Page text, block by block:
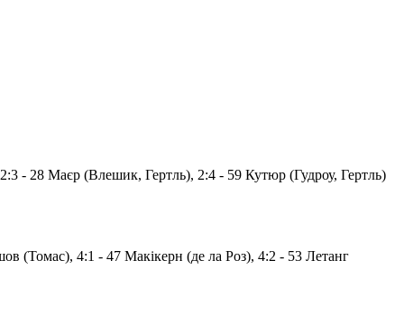
- 28 Маєр (Влешик, Гертль), 2:4 - 59 Кутюр (Гудроу, Гертль)
(Томас), 4:1 - 47 Макікерн (де ла Роз), 4:2 - 53 Летанг